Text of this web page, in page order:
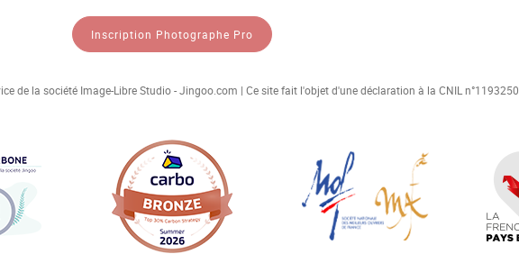
Inscription Photographe Pro
de la société Image-Libre Studio - Jingoo.com | Ce site fait l'objet d'une déclaration à la CNIL n°1193250